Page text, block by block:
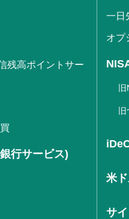
残高ポイントサー
行サービス)
一日
オプ
旧
旧
米
サ